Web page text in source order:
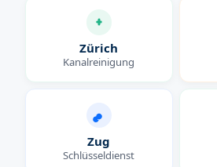
Zürich
Kanalreinigung
Zug
Schlüsseldienst